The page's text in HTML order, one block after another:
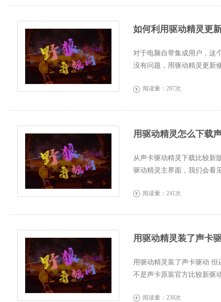
如何利用驱动精灵更
对于电脑自带集成用户，这
没有问题，用驱动精灵更新
 阅读量：297次
用驱动精灵怎么下载
从声卡驱动精灵下载比较新
驱动精灵主界面，我们会看
 阅读量：241次
用驱动精灵装了声卡
用驱动精灵装了声卡驱动
不是声卡原装官方比较新驱
 阅读量：238次